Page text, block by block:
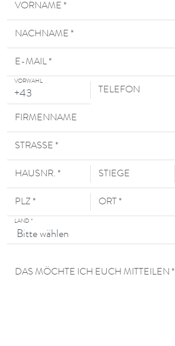
VORNAME *
NACHNAME *
E-MAIL *
VORWAHL
TELEFON
FIRMENNAME
STRASSE *
HAUSNR. * STIEGE
PLZ * ORT *
LAND *
DAS MÖCHTE ICH EUCH MITTEILEN *